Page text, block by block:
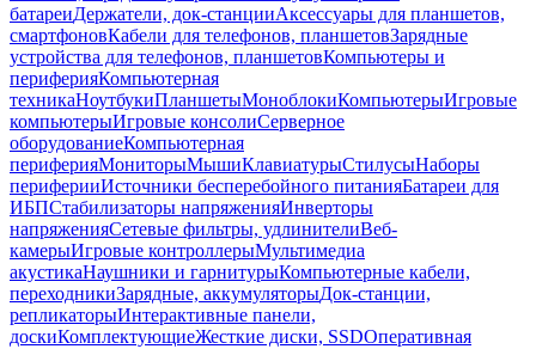
батареиДержатели, док-станцииАксессуары для планшетов,
смартфоновКабели для телефонов, планшетовЗарядные
устройства для телефонов, планшетовКомпьютеры и
периферияКомпьютерная
техникаНоутбукиПланшетыМоноблокиКомпьютерыИгровые
компьютерыИгровые консолиСерверное
оборудованиеКомпьютерная
периферияМониторыМышиКлавиатурыСтилусыНаборы
периферииИсточники бесперебойного питанияБатареи для
ИБПСтабилизаторы напряженияИнверторы
напряженияСетевые фильтры, удлинителиВеб-
камерыИгровые контроллерыМультимедиа
акустикаНаушники и гарнитурыКомпьютерные кабели,
переходникиЗарядные, аккумуляторыДок-станции,
репликаторыИнтерактивные панели,
доскиКомплектующиеЖесткие диски, SSDОперативная